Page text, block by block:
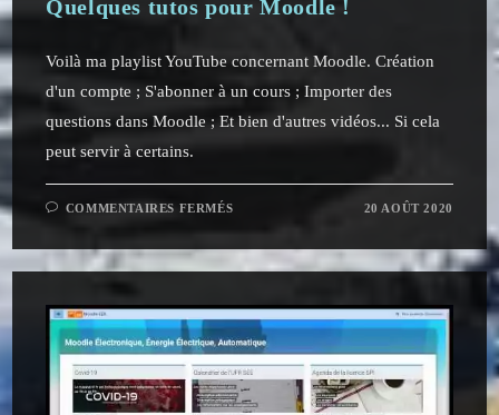
Quelques tutos pour Moodle !
Voilà ma playlist YouTube concernant Moodle. Création
d'un compte ; S'abonner à un cours ; Importer des
questions dans Moodle ; Et bien d'autres vidéos... Si cela
peut servir à certains.
COMMENTAIRES FERMÉSSUR
POUR
MOODLE
20 AOÛT 2020